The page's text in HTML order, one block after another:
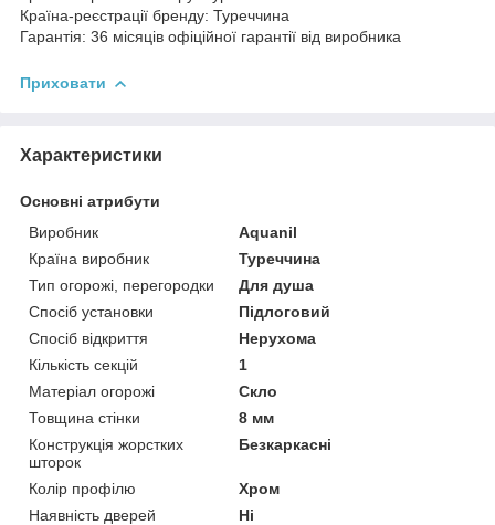
Країна-реєстрації бренду: Туреччина
Гарантія: 36 місяців офіційної гарантії від виробника
Приховати
Характеристики
Основні атрибути
Виробник
Aquanil
Країна виробник
Туреччина
Тип огорожі, перегородки
Для душа
Спосіб установки
Підлоговий
Спосіб відкриття
Нерухома
Кількість секцій
1
Матеріал огорожі
Скло
Товщина стінки
8 мм
Конструкція жорстких
шторок
Безкаркасні
Колір профілю
Хром
Наявність дверей
Ні